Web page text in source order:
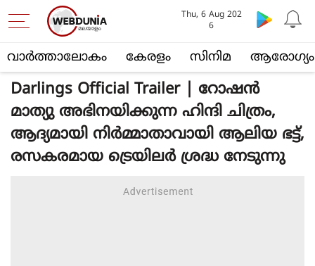
വാര്‍ത്താലോകം കേരളം സിനിമ ആരോഗ്യം
Thu, 6 Aug 202
6
Darlings Official Trailer | റോഷന്‍
മാത്യു അഭിനയിക്കുന്ന ഹിന്ദി ചിത്രം,
ആദ്യമായി നിര്‍മ്മാതാവായി ആലിയ ഭട്ട്,
രസകരമായ ട്രെയിലര്‍ ശ്രദ്ധ നേടുന്നു